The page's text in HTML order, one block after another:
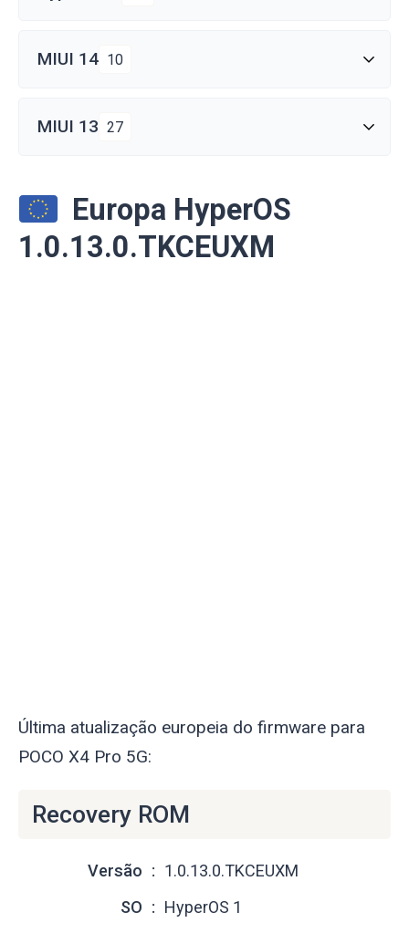
MIUI 14 10
MIUI 13 27
Europa HyperOS
1.0.13.0.TKCEUXM
Última atualização europeia do firmware para
POCO X4 Pro 5G:
Recovery ROM
Versão
1.0.13.0.TKCEUXM
SO
HyperOS 1